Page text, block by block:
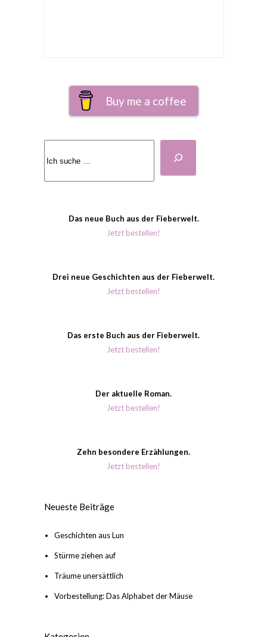
Buy me a coffee
Das neue Buch aus der Fieberwelt.
Jetzt bestellen!
Drei neue Geschichten aus der Fieberwelt.
Jetzt bestellen!
Das erste Buch aus der Fieberwelt.
Jetzt bestellen!
Der aktuelle Roman.
Jetzt bestellen!
Zehn besondere Erzählungen.
Jetzt bestellen!
Neueste Beiträge
Geschichten aus Lun
Stürme ziehen auf
Träume unersättlich
Vorbestellung: Das Alphabet der Mäuse